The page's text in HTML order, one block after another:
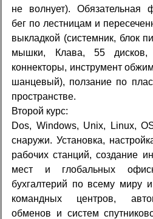
не волнует). Обязательная
бег по лестницам и
выкладкой (системник, блок
мышки, Клава, 55
коннекторы, инструмент
шанцевый), ползание по
пространстве.
Второй курс:
Dos, Windows, Unix, Linux,
снаружи. Установка,
рабочих станций, создание
мест и глобальных
бухгалтерий по всему миру
командных центров,
обменов и систем